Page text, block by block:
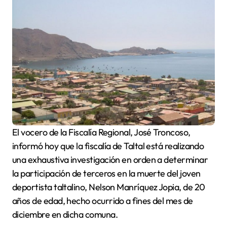
El vocero de la Fiscalía Regional, José Troncoso,
informó hoy que la fiscalía de Taltal está realizando
una exhaustiva investigación en orden a determinar
la participación de terceros en la muerte del joven
deportista taltalino, Nelson Manríquez Jopia, de 20
años de edad, hecho ocurrido a fines del mes de
diciembre en dicha comuna.